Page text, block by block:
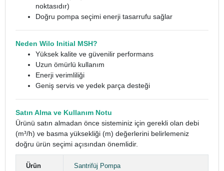
noktasıdır)
Doğru pompa seçimi enerji tasarrufu sağlar
Neden Wilo Initial MSH?
Yüksek kalite ve güvenilir performans
Uzun ömürlü kullanım
Enerji verimliliği
Geniş servis ve yedek parça desteği
Satın Alma ve Kullanım Notu
Ürünü satın almadan önce sisteminiz için gerekli olan debi
(m³/h) ve basma yüksekliği (m) değerlerini belirlemeniz
doğru ürün seçimi açısından önemlidir.
Ürün
Santrifüj Pompa